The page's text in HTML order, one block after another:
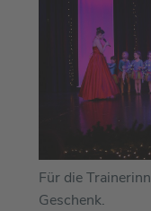
Für die
Geschenk.